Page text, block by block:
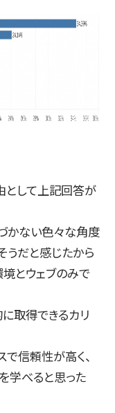
として上記回答が
かない色々な角度
うだと感じたから
とウェブのみで
取得できるカリ
信頼性が高く、
学べると思った